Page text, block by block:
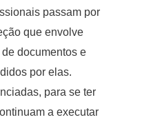
passam por
que envolve
documentos e
por elas.
para se ter
a executar